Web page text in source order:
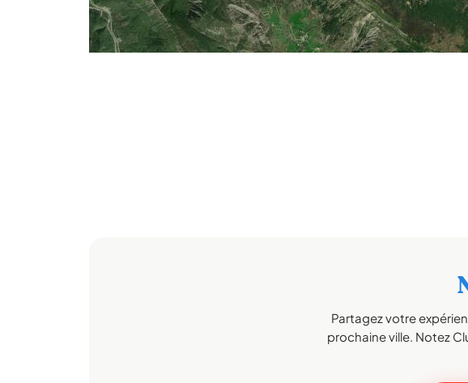
Partagez votre
prochaine ville. Notez